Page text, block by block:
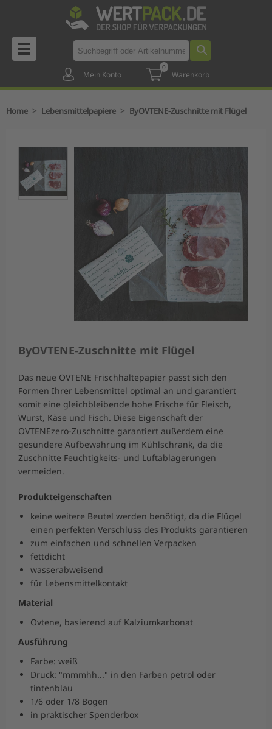
Mein Konto
0
Warenkorb
Home > Lebensmittelpapiere > ByOVTENE-Zuschnitte mit Flügel
ByOVTENE-Zuschnitte mit Flügel
Das neue OVTENE Frischhaltepapier passt sich den
Formen Ihrer Lebensmittel optimal an und garantiert
somit eine gleichbleibende hohe Frische für Fleisch,
Wurst, Käse und Fisch. Diese Eigenschaft der
OVTENEzero-Zuschnitte garantiert außerdem eine
gesündere Aufbewahrung im Kühlschrank, da die
Zuschnitte Feuchtigkeits- und Luftablagerungen
vermeiden.
Produkteigenschaften
keine weitere Beutel werden benötigt, da die Flügel
einen perfekten Verschluss des Produkts garantieren
zum einfachen und schnellen Verpacken
fettdicht
wasserabweisend
für Lebensmittelkontakt
Material
Ovtene, basierend auf Kalziumkarbonat
Ausführung
Farbe: weiß
Druck: "mmmhh..." in den Farben petrol oder
tintenblau
1/6 oder 1/8 Bogen
in praktischer Spenderbox